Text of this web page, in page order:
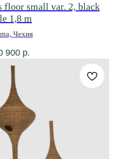
floor small var. 2, black
1,8 m
Чехия
900 р.